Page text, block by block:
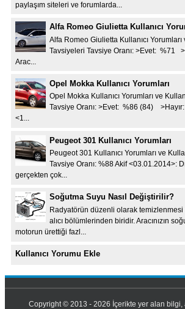
paylaşım siteleri ve forumlarda...
Alfa Romeo Giulietta Kullanıcı
Alfa Romeo Giulietta Kullanıcı Yorumları
Tavsiyeleri Tavsiye Oranı: >Evet: %71
Arac...
Opel Mokka Kullanıcı Yorumları
Opel Mokka Kullanıcı Yorumları ve
Tavsiye Oranı: >Evet: %86 (84)
<1...
Peugeot 301 Kullanıcı Yorumları
Peugeot 301 Kullanıcı Yorumları ve
Tavsiye Oranı: %88 Akif <03.01.2014>:
gerçekten çok...
Soğutma Suyu Nasıl Değiştirilir?
Radyatörün düzenli olarak temizlenmesi
alıcı bölümlerinden biridir. Aracınızın
motorun ürettiği fazl...
Kullanıcı Yorumu Ekle
Copyright © 2013 - 2026 İçerikte yer alan bilgi,